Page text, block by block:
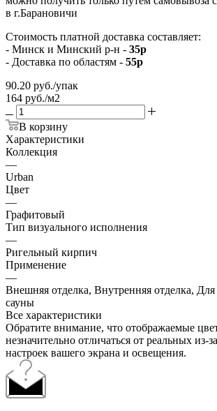
в г.Барановичи
Стоимость платной доставка составляет:
- Минск и Минский р-н - 35р
- Доставка по областям - 55р
90.20 руб./упак
164 руб./м2
В корзину
Характеристики
Коллекция
—
Urban
Цвет
—
Графитовый
Тип визуального исполнения
—
Ригельный кирпич
Применение
—
Внешняя отделка, Внутренняя отделка,
сауны
Все характеристики
Обратите внимание, что отображаемые
незначительно отличаться от реальных из-
настроек вашего экрана и освещения.